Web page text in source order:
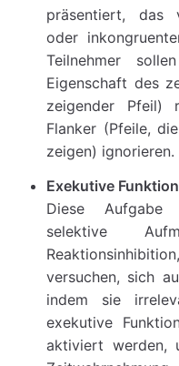
präsentiert, das
oder
Teilnehmer
Eigenschaft des
zeigender Pfeil)
Flanker (Pfeile,
zeigen) ignorieren.
Exekutive
Diese Aufgabe
selektive
versuchen, sich
indem sie
exekutive
aktiviert werden,